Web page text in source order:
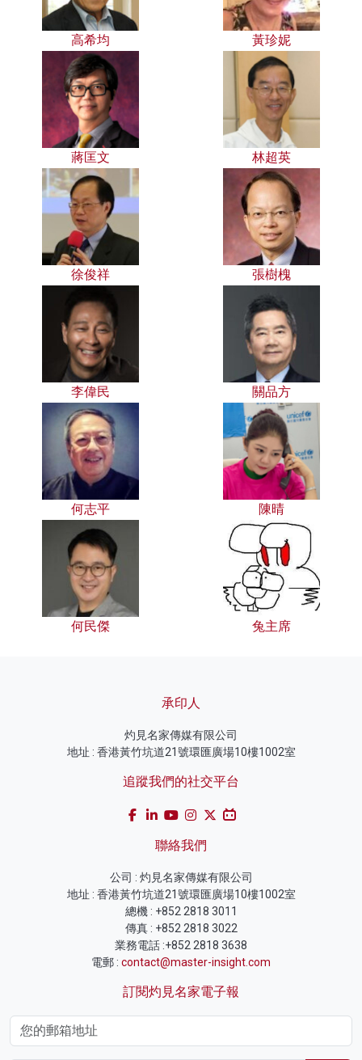
高希均 黃珍妮
蔣匡文 林超英
徐俊祥 張樹槐
李偉民 關品方
何志平 陳晴
何民傑 兔主席
承印人
灼見名家傳媒有限公司
地址 : 香港黃竹坑道21號環匯廣場10樓1002室
追蹤我們的社交平台
聯絡我們
公司 : 灼見名家傳媒有限公司
地址 : 香港黃竹坑道21號環匯廣場10樓1002室
總機 : +852 2818 3011
傳真 : +852 2818 3022
業務電話 :+852 2818 3638
電郵 : contact@master-insight.com
訂閱灼見名家電子報